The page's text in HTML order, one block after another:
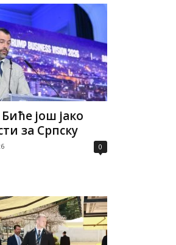
још јако
за Српску
0